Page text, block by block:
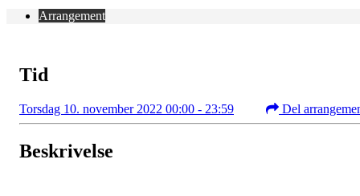
Arrangement
Tid
Torsdag 10. november 2022 00:00 - 23:59 Del
Beskrivelse